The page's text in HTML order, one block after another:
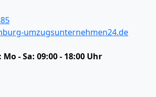
umzugsunternehmen24.de
Mo - Sa: 09:00 - 18:00 Uhr